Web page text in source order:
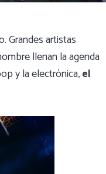
Grandes artistas
llenan la agenda
y la electrónica,el